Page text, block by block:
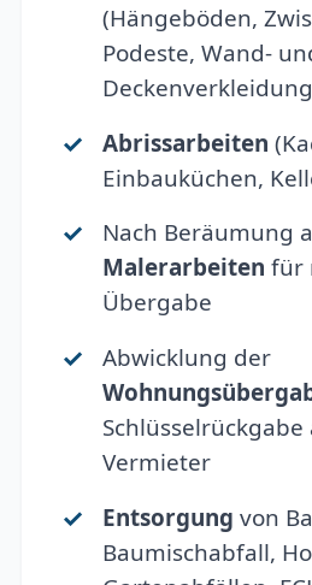
(Hängeböden,
Podeste, Wand-
Abrissarbeiten
Einbauküchen,
Nach Beräumung
Malerarbeiten für
Übergabe
Abwicklung der
Schlüsselrückgabe
Vermieter
Entsorgung von
Baumischabfall,